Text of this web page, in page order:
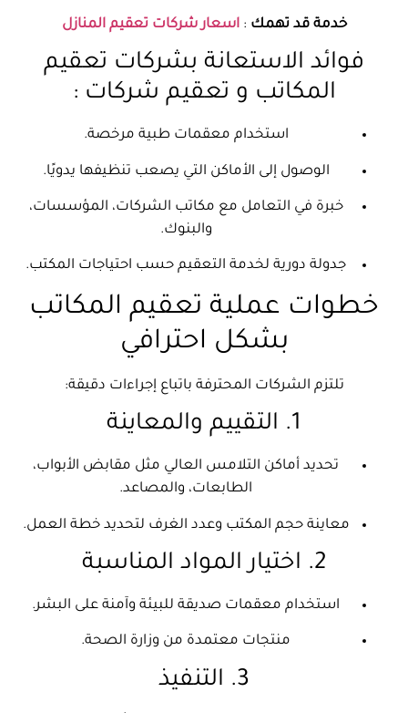
خدمة قد تهمك :اسعار شركات تعقيم المنازل
فوائد الاستعانة بشركات تعقيم
المكاتب و تعقيم شركات :
استخدام معقمات طبية مرخصة.
الوصول إلى الأماكن التي يصعب تنظيفها يدويًا.
خبرة في التعامل مع مكاتب الشركات، المؤسسات،
والبنوك.
جدولة دورية لخدمة التعقيم حسب احتياجات المكتب.
خطوات عملية تعقيم المكاتب
بشكل احترافي
تلتزم الشركات المحترفة باتباع إجراءات دقيقة:
1. التقييم والمعاينة
تحديد أماكن التلامس العالي مثل مقابض الأبواب،
الطابعات، والمصاعد.
معاينة حجم المكتب وعدد الغرف لتحديد خطة العمل.
2. اختيار المواد المناسبة
استخدام معقمات صديقة للبيئة وآمنة على البشر.
منتجات معتمدة من وزارة الصحة.
3. التنفيذ